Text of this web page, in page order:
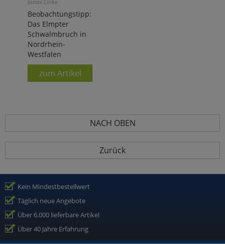
Beobachtungstipp:
Das Elmpter
Schwalmbruch in
Nordrhein-
Westfalen
zum Artikel
NACH OBEN
Zurück
Kein Mindestbestellwert
Täglich neue Angebote
Über 6.000 lieferbare Artikel
Über 40 Jahre Erfahrung